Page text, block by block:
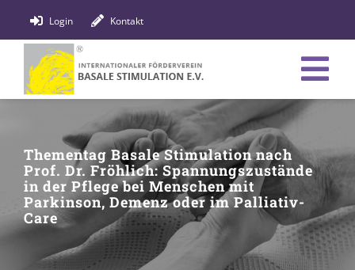
Inhalt
springen
Login Kontakt
Bildung
Fachpersonen
Thementag Basale Stimulation nach
Prof. Dr. Fröhlich: Spannungszustände
in der Pflege bei Menschen mit
Parkinson, Demenz oder im Palliativ-
Care